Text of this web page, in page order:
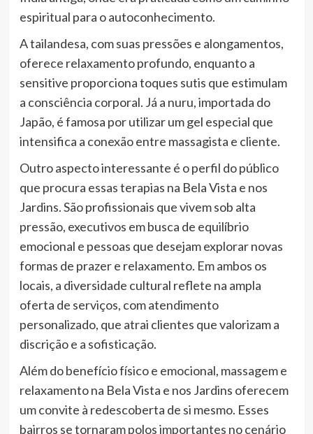
espiritual para o autoconhecimento.
A tailandesa, com suas pressões e alongamentos,
oferece relaxamento profundo, enquanto a
sensitive proporciona toques sutis que estimulam
a consciência corporal. Já a nuru, importada do
Japão, é famosa por utilizar um gel especial que
intensifica a conexão entre massagista e cliente.
Outro aspecto interessante é o perfil do público
que procura essas terapias na Bela Vista e nos
Jardins. São profissionais que vivem sob alta
pressão, executivos em busca de equilíbrio
emocional e pessoas que desejam explorar novas
formas de prazer e relaxamento. Em ambos os
locais, a diversidade cultural reflete na ampla
oferta de serviços, com atendimento
personalizado, que atrai clientes que valorizam a
discrição e a sofisticação.
Além do benefício físico e emocional, massagem e
relaxamento na Bela Vista e nos Jardins oferecem
um convite à redescoberta de si mesmo. Esses
bairros se tornaram polos importantes no cenário